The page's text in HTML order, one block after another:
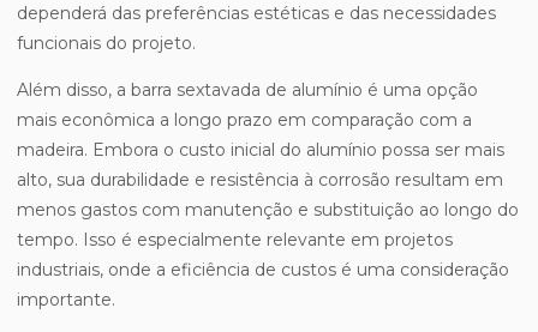
dependerá das preferências estéticas e das necessidades
funcionais do projeto.
Além disso, a barra sextavada de alumínio é uma opção
mais econômica a longo prazo em comparação com a
madeira. Embora o custo inicial do alumínio possa ser mais
alto, sua durabilidade e resistência à corrosão resultam em
menos gastos com manutenção e substituição ao longo do
tempo. Isso é especialmente relevante em projetos
industriais, onde a eficiência de custos é uma consideração
importante.